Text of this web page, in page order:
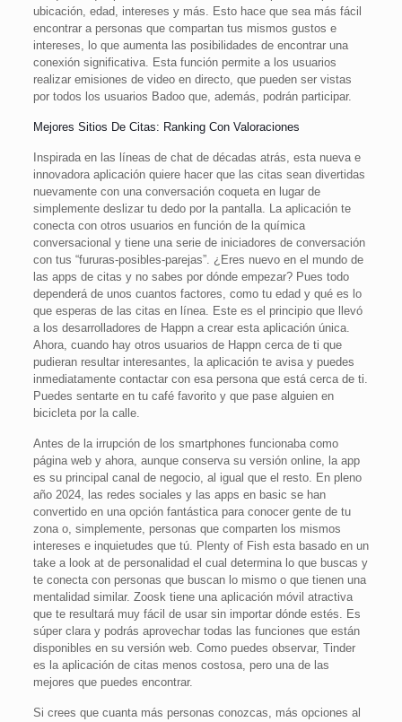
ubicación, edad, intereses y más. Esto hace que sea más fácil
encontrar a personas que compartan tus mismos gustos e
intereses, lo que aumenta las posibilidades de encontrar una
conexión significativa. Esta función permite a los usuarios
realizar emisiones de video en directo, que pueden ser vistas
por todos los usuarios Badoo que, además, podrán participar.
Mejores Sitios De Citas: Ranking Con Valoraciones
Inspirada en las líneas de chat de décadas atrás, esta nueva e
innovadora aplicación quiere hacer que las citas sean divertidas
nuevamente con una conversación coqueta en lugar de
simplemente deslizar tu dedo por la pantalla. La aplicación te
conecta con otros usuarios en función de la química
conversacional y tiene una serie de iniciadores de conversación
con tus “fururas-posibles-parejas”. ¿Eres nuevo en el mundo de
las apps de citas y no sabes por dónde empezar? Pues todo
dependerá de unos cuantos factores, como tu edad y qué es lo
que esperas de las citas en línea. Este es el principio que llevó
a los desarrolladores de Happn a crear esta aplicación única.
Ahora, cuando hay otros usuarios de Happn cerca de ti que
pudieran resultar interesantes, la aplicación te avisa y puedes
inmediatamente contactar con esa persona que está cerca de ti.
Puedes sentarte en tu café favorito y que pase alguien en
bicicleta por la calle.
Antes de la irrupción de los smartphones funcionaba como
página web y ahora, aunque conserva su versión online, la app
es su principal canal de negocio, al igual que el resto. En pleno
año 2024, las redes sociales y las apps en basic se han
convertido en una opción fantástica para conocer gente de tu
zona o, simplemente, personas que comparten los mismos
intereses e inquietudes que tú. Plenty of Fish esta basado en un
take a look at de personalidad el cual determina lo que buscas y
te conecta con personas que buscan lo mismo o que tienen una
mentalidad similar. Zoosk tiene una aplicación móvil atractiva
que te resultará muy fácil de usar sin importar dónde estés. Es
súper clara y podrás aprovechar todas las funciones que están
disponibles en su versión web. Como puedes observar, Tinder
es la aplicación de citas menos costosa, pero una de las
mejores que puedes encontrar.
Si crees que cuanta más personas conozcas, más opciones al